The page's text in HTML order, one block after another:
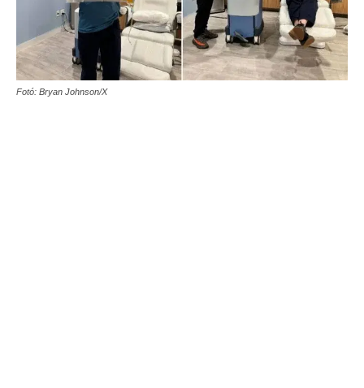
Fotó: Bryan Johnson/X